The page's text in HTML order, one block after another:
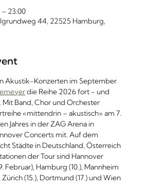
– 23:00
44, 22525 Hamburg,
Akustik-Konzerten im September
die Reihe 2026 fort - und
Mit Band, Chor und Orchester
«mittendrin – akustisch» am 7.
Jahres in der ZAG Arena in
Concerts mit. Auf dem
Städte in Deutschland, Österreich
der Tour sind Hannover
Februar), Hamburg (10.), Mannheim
Zürich (15.), Dortmund (17.) und Wien